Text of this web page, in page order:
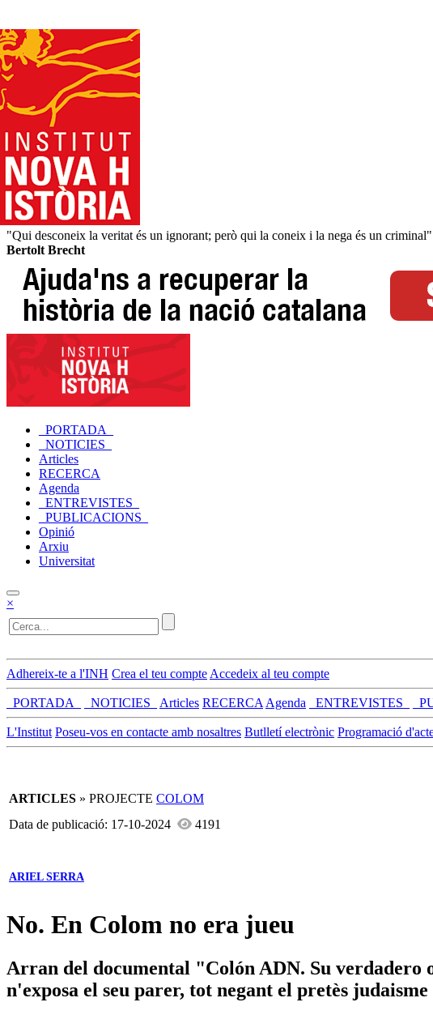
"Qui desconeix la veritat és un ignorant; però qui la coneix i la nega és un criminal"
Bertolt Brecht
_PORTADA_
_NOTICIES_
Articles
RECERCA
Agenda
_ENTREVISTES_
_PUBLICACIONS_
Opinió
Arxiu
Universitat
×
Adhereix-te a l'INH Crea el teu compte Accedeix al teu compte
_PORTADA_ _NOTICIES_ Articles RECERCA Agenda _ENTREVISTES_
L'Institut Poseu-vos en contacte amb nosaltres Butlletí electrònic Programació
ARTICLES » PROJECTE COLOM
Data de publicació: 17-10-2024
4191
ARIEL SERRA
No. En Colom no era jueu
Arran del documental "Colón ADN. Su verdadero
n'exposa el seu parer, tot negant el pretès